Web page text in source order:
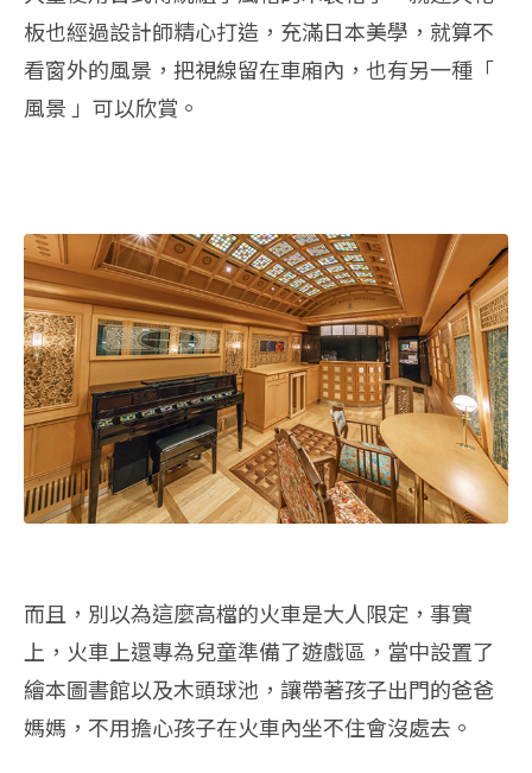
板也經過設計師精心打造，充滿日本美學，就算不
看窗外的風景，把視線留在車廂內，也有另一種「
風景 」可以欣賞。
而且，別以為這麼高檔的火車是大人限定，事實
上，火車上還專為兒童準備了遊戲區，當中設置了
繪本圖書館以及木頭球池，讓帶著孩子出門的爸爸
媽媽，不用擔心孩子在火車內坐不住會沒處去。